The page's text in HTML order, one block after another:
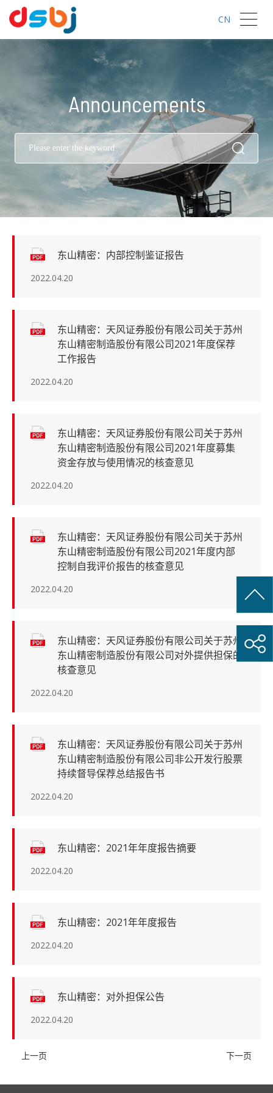
CN
Announcements
东山精密：内部控制鉴证报告
2022.04.20
东山精密：天风证券股份有限公司关于苏州
东山精密制造股份有限公司2021年度保荐
工作报告
2022.04.20
东山精密：天风证券股份有限公司关于苏州
东山精密制造股份有限公司2021年度募集
资金存放与使用情况的核查意见
2022.04.20
东山精密：天风证券股份有限公司关于苏州
东山精密制造股份有限公司2021年度内部
控制自我评价报告的核查意见
2022.04.20
东山精密：天风证券股份有限公司关于苏州
东山精密制造股份有限公司对外提供担保的
核查意见
2022.04.20
东山精密：天风证券股份有限公司关于苏州
东山精密制造股份有限公司非公开发行股票
持续督导保荐总结报告书
2022.04.20
东山精密：2021年年度报告摘要
2022.04.20
东山精密：2021年年度报告
2022.04.20
东山精密：对外担保公告
2022.04.20
上一页 下一页